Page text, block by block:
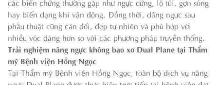
hay biến dạng khi vận động. Đồng thời, dáng ngực sau
phẫu thuật cũng cân đối, đẹp tự nhiên và phù hợp với
nhiều vóc dáng hơn so với các phương pháp truyền thống.
Trải nghiệm nâng ngực không bao xơ Dual Plane tại Thẩm
mỹ Bệnh viện Hồng Ngọc
Tại Thẩm mỹ Bệnh viện Hồng Ngọc, toàn bộ dịch vụ nâng